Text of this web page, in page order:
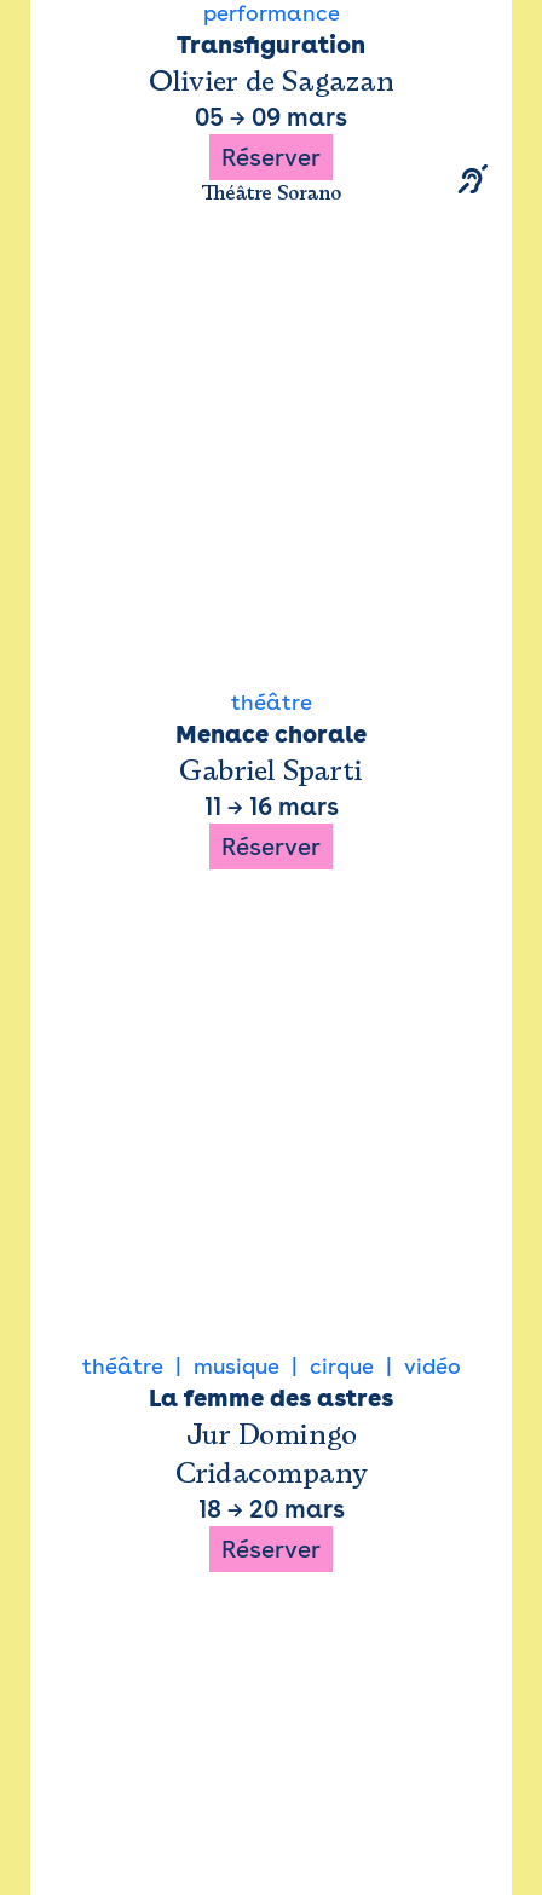
performance
Transfiguration
Olivier de Sagazan
05 → 09 mars
Réserver
Théâtre Sorano
théâtre
Menace chorale
Gabriel Sparti
11 → 16 mars
Réserver
théâtre musique cirque vidéo
La femme des astres
Jur Domingo
Cridacompany
18 → 20 mars
Réserver